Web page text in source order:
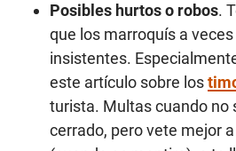
Posibles hurtos o robos.
que los marroquís a
insistentes.
este artículo sobre los
turista. Multas cuando no
cerrado, pero vete mejor